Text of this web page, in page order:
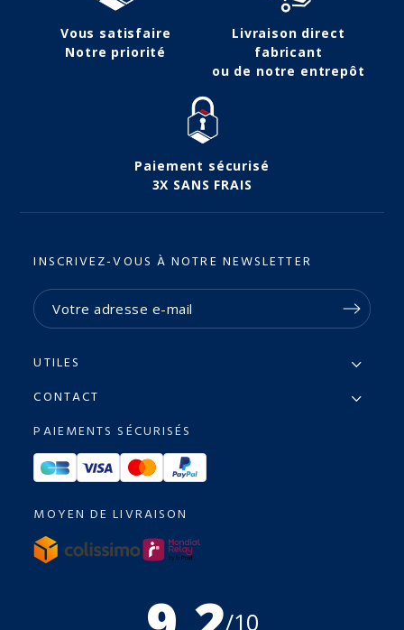
Vous satisfaire
Notre priorité
Livraison direct
fabricant
ou de notre entrepôt
Paiement sécurisé
3X SANS FRAIS
INSCRIVEZ-VOUS À NOTRE NEWSLETTER
UTILES
CONTACT
PAIEMENTS SÉCURISÉS
MOYEN DE LIVRAISON
/10